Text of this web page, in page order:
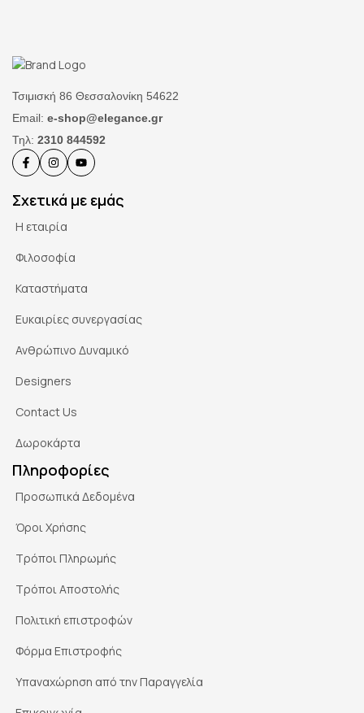
Τσιμισκή 86 Θεσσαλονίκη 54622
Email: e-shop@elegance.gr
Τηλ: 2310 844592
Σχετικά με εμάς
Η εταιρία
Φιλοσοφία
Καταστήματα
Ευκαιρίες συνεργασίας
Ανθρώπινο Δυναμικό
Designers
Contact Us
Δωροκάρτα
Πληροφορίες
Προσωπικά Δεδομένα
Όροι Χρήσης
Τρόποι Πληρωμής
Τρόποι Αποστολής
Πολιτική επιστροφών
Φόρμα Επιστροφής
Υπαναχώρηση από την Παραγγελία